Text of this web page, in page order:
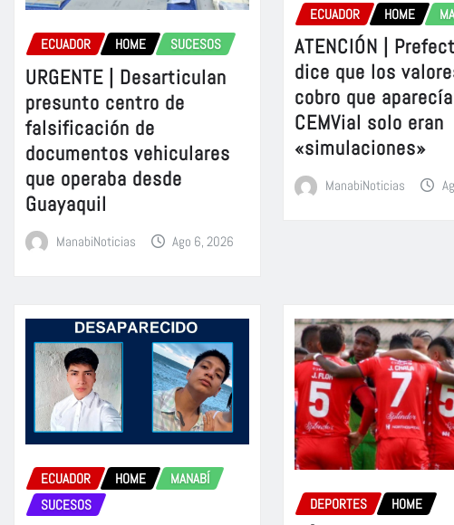
ECUADOR HOME SUCESOS
URGENTE | Desarticulan
presunto centro de
falsificación de
documentos vehiculares
que operaba desde
Guayaquil
ManabiNoticias Ago 6, 2026
ECUADOR HOME
ATENCIÓN |
dice que los
cobro que
CEMVial solo eran
«simulaciones»
ManabiNoticias
ECUADOR HOME
MANABÍ
SUCESOS
DEPORTES HOME